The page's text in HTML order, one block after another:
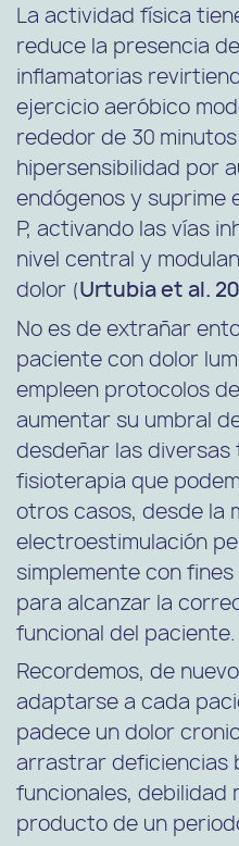
La actividad física
reduce la presencia
inflamatorias
ejercicio aeróbico
rededor de 30
hipersensibilidad por
endógenos y suprime
P, activando las vías
nivel central y
dolor (Urtubia et al.
No es de extrañar
paciente con dolor
empleen protocolos
aumentar su umbral
desdeñar las
fisioterapia que
otros casos, desde la
electroestimulación
simplemente con
para alcanzar la
funcional del paciente.
Recordemos, de
adaptarse a cada
padece un dolor
arrastrar deficiencias
funcionales, debilidad
producto de un